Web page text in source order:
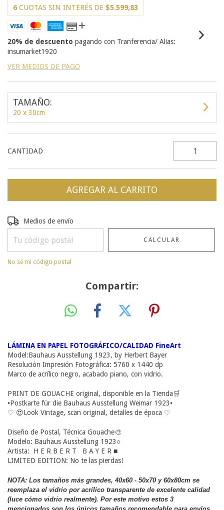
6 CUOTAS SIN INTERÉS DE $5.599,83
20% de descuento pagando con Tranferencia/ Alias:
insumarket1920
VER MEDIOS DE PAGO
TAMAÑO:
20 x 30cm
CANTIDAD
Entregas para el CP:
Medios de envío
CALCULAR
No sé mi código postal
Compartir:
LÁMINA EN PAPEL FOTOGRÁFICO/CALIDAD FineArt
Model:Bauhaus Ausstellung 1923, by Herbert Bayer
Resolución Impresión Fotográfica: 5760 x 1440 dp
Marco de acrílico negro, acabado piano, con vidrio.
PRINT DE GOUACHE original, disponible en la Tienda🛒
•Postkarte für die Bauhaus Ausstellung Weimar 1923•
♡ 😍Look Vintage, scan original, detalles de época ♡
Diseño de Postal, Técnica Gouache🎨
Modelo: Bauhaus Ausstellung 1923○
Artista: H E R B E R T B A Y E R ■
LIMITED EDITION: No te las pierdas!
NOTA: Los tamaños más grandes, 40x60 - 50x70 y 60x80cm se
reemplaza el vidrio por acrílico transparente de excelente calidad
(luce cómo vidrio realmente). Por este motivo estos 3
mencionados son los únicos tamaños recomendable para envíos,